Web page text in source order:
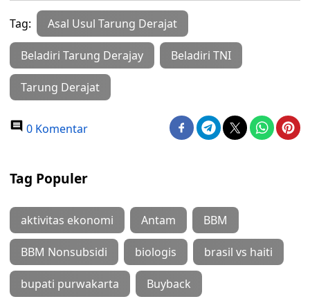
Tag: Asal Usul Tarung Derajat
Beladiri Tarung Derajay Beladiri TNI
Tarung Derajat
0 Komentar
Tag Populer
aktivitas ekonomi Antam BBM
BBM Nonsubsidi biologis brasil vs haiti
bupati purwakarta Buyback